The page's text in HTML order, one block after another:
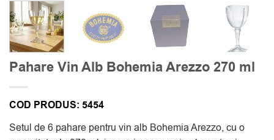
Pahare Vin Alb Bohemia Arezzo 270 ml
COD PRODUS: 5454
Setul de 6 pahare pentru vin alb Bohemia Arezzo, cu o